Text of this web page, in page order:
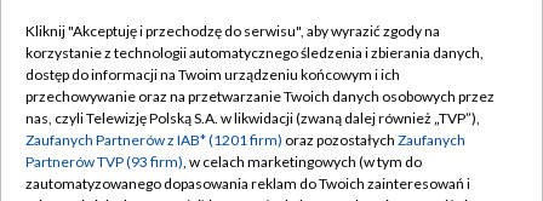
TVP
Abonament TVP
Emisja w TVP
Centrum informacji TVP
Regulamin TVP
Polityka prywatności
Moje zgody
Kliknij "Akceptuję i przechodzę do serwisu", aby wyrazić zgody na
korzystanie z technologii automatycznego śledzenia i zbierania danych,
dostęp do informacji na Twoim urządzeniu końcowym i ich
przechowywanie oraz na przetwarzanie Twoich danych osobowych przez
nas, czyli Telewizję Polską S.A. w likwidacji (zwaną dalej również „TVP”),
Zaufanych Partnerów z IAB* (1201 firm) oraz pozostałych Zaufanych
Partnerów TVP (93 firm), w celach marketingowych (w tym do
zautomatyzowanego dopasowania reklam do Twoich zainteresowań i